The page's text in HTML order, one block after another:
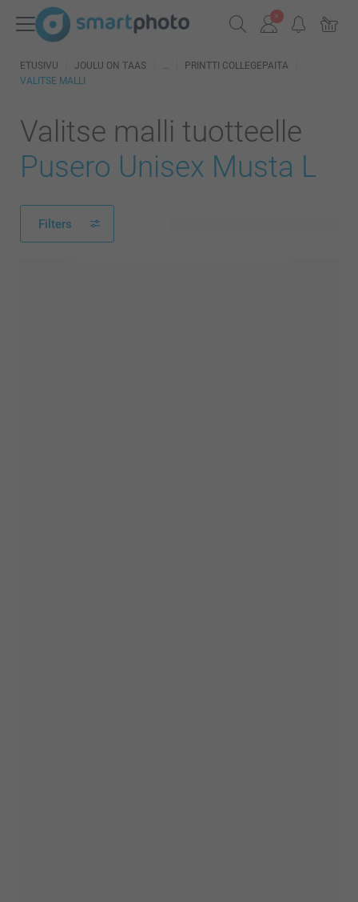
ETUSIVU JOULU ON TAAS
PRINTTI COLLEGEPAITA
VALITSE MALLI
Valitse malli tuotteelle
Pusero Unisex Musta L
Filters